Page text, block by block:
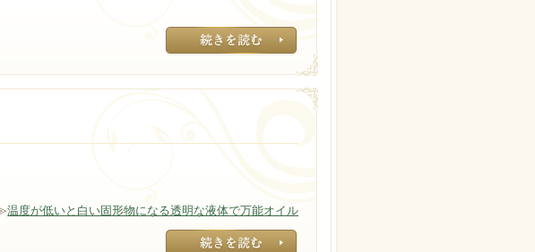
温度が低いと白い固形物になる透明な液体で万能オイル